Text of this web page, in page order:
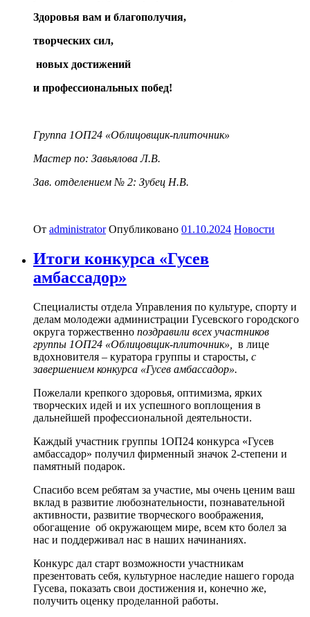
Здоровья вам и благополучия,
творческих сил,
новых достижений
и профессиональных побед!
Группа 1ОП24 «Облицовщик-плиточник»
Мастер по: Завьялова Л.В.
Зав. отделением № 2: Зубец Н.В.
От administrator Опубликовано 01.10.2024 Новости
Итоги конкурса «Гусев
амбассадор»
Специалисты отдела Управления по культуре, спорту и
делам молодежи администрации Гусевского городского
округа торжественно поздравили всех участников
группы 1ОП24 «Облицовщик-плиточник»,
в лице
вдохновителя – куратора группы и старосты, с
завершением конкурса «Гусев амбассадор».
Пожелали крепкого здоровья, оптимизма, ярких
творческих идей и их успешного воплощения в
дальнейшей профессиональной деятельности.
Каждый участник группы 1ОП24 конкурса «Гусев
амбассадор» получил фирменный значок 2-степени и
памятный подарок.
Спасибо всем ребятам за участие, мы очень ценим ваш
вклад в развитие любознательности, познавательной
активности, развитие творческого воображения,
обогащение об окружающем мире, всем кто болел за
нас и поддерживал нас в наших начинаниях.
Конкурс дал старт возможности участникам
презентовать себя, культурное наследие нашего города
Гусева, показать свои достижения и, конечно же,
получить оценку проделанной работы.